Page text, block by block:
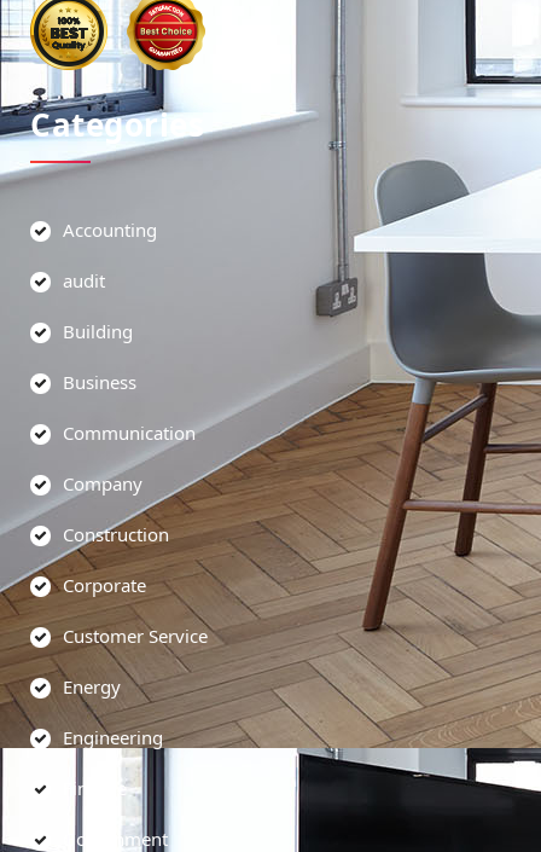
Categories
Accounting
audit
Building
Business
Communication
Company
Construction
Corporate
Customer Service
Energy
Engineering
Finance
Government